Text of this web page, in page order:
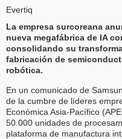
Evertiq
La empresa surcoreana
nueva megafábrica de IA
consolidando su
fabricación de
robótica.
En un comunicado de
de la cumbre de líderes
Económica Asia-Pacífico
50.000 unidades de
plataforma de manufactura